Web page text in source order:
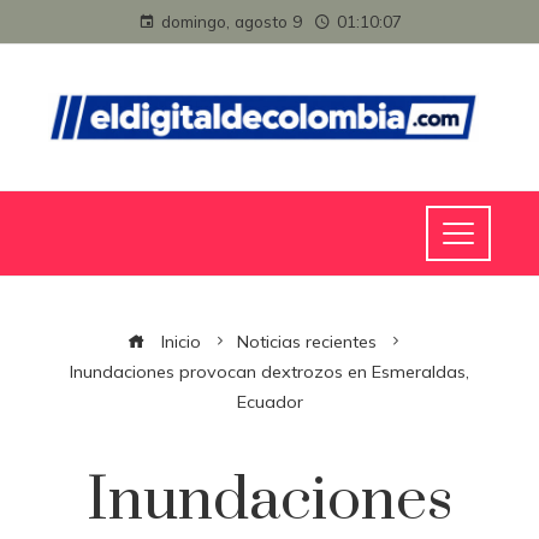
domingo, agosto 9 01:10:08
Inicio
Noticias recientes
Inundaciones provocan dextrozos en Esmeraldas,
Ecuador
Inundaciones